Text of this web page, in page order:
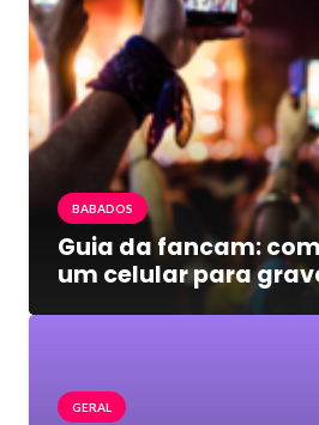
BABADOS
Guia da fancam:
um celular para
GERAL